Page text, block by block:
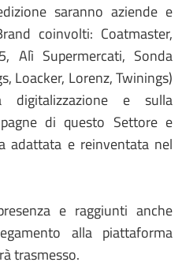
saranno aziende e
coinvolti: Coatmaster,
Alì Supermercati, Sonda
Loacker, Lorenz, Twinings)
e sulla
di questo Settore e
adattata e reinventata nel
e raggiunti anche
alla piattaforma
trasmesso.